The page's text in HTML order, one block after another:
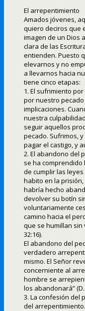
El arrepentimiento
Amados jóvenes,
quiero deciros que
imagen de un Dios
clara de las
entienden. Puesto
elevarnos y no
a llevarnos hacia
tiene cinco etapas:
1. El sufrimiento
por nuestro
implicaciones.
nuestra
seguir aquellos
pecado. Sufrimos,
pagar el castigo, y
2. El abandono del
se ha
de cumplir las
habito en la
habría hecho
devolver su botín
voluntariamente
camino hacia el
que se humillan sin
32:16).
El abandono del
verdadero
mismo. El Señor
concerniente al
hombre se
los abandonará” (D.
3. La confesión del
del